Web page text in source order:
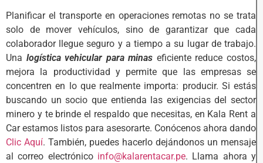
Planificar el transporte en operaciones remotas no se trata
solo de mover vehículos, sino de garantizar que cada
colaborador llegue seguro y a tiempo a su lugar de trabajo.
Una logística vehicular para minas eficiente reduce costos,
mejora la productividad y permite que las empresas se
concentren en lo que realmente importa: producir. Si estás
buscando un socio que entienda las exigencias del sector
minero y te brinde el respaldo que necesitas, en Kala Rent a
Car estamos listos para asesorarte. Conócenos ahora dando
Clic Aquí. También, puedes hacerlo dejándonos un mensaje
al correo electrónico info@kalarentacar.pe. Llama ahora y